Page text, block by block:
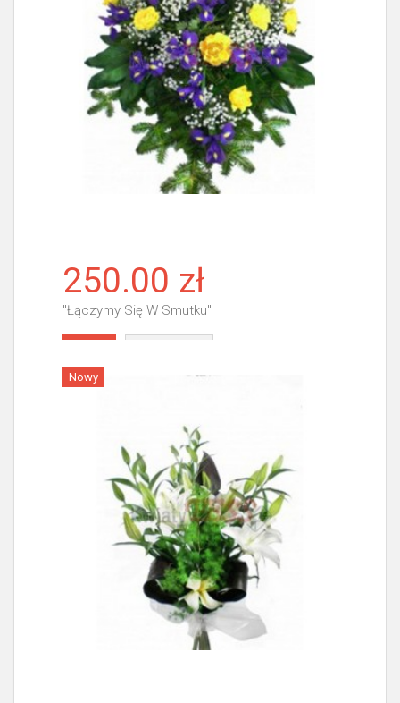
250.00 zł
"Łączymy Się W Smutku"
Nowy